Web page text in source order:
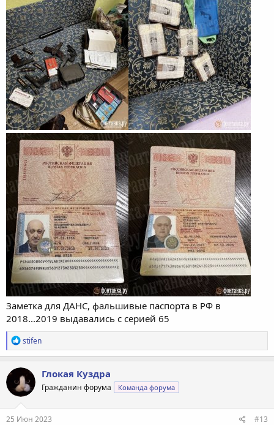
Заметка для ДАНС, фальшивые паспорта в РФ в
2018...2019 выдавались с серией 65
Р
е
а
к
ц
и
и
:
stifen
Глокая Куздра
Гражданин форума Команда форума
25 Июн 2023 #13